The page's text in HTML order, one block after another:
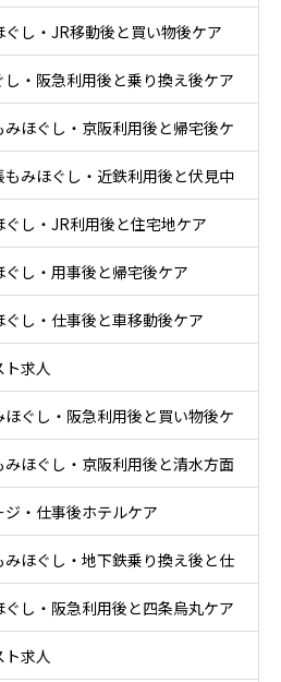
し・JR移動後と買い物後ケア
・阪急利用後と乗り換え後ケア
ほぐし・京阪利用後と帰宅後ケ
みほぐし・近鉄利用後と伏見中
し・JR利用後と住宅地ケア
し・用事後と帰宅後ケア
し・仕事後と車移動後ケア
ト求人
ぐし・阪急利用後と買い物後ケ
ほぐし・京阪利用後と清水方面
・仕事後ホテルケア
ほぐし・地下鉄乗り換え後と仕
し・阪急利用後と四条烏丸ケア
ト求人